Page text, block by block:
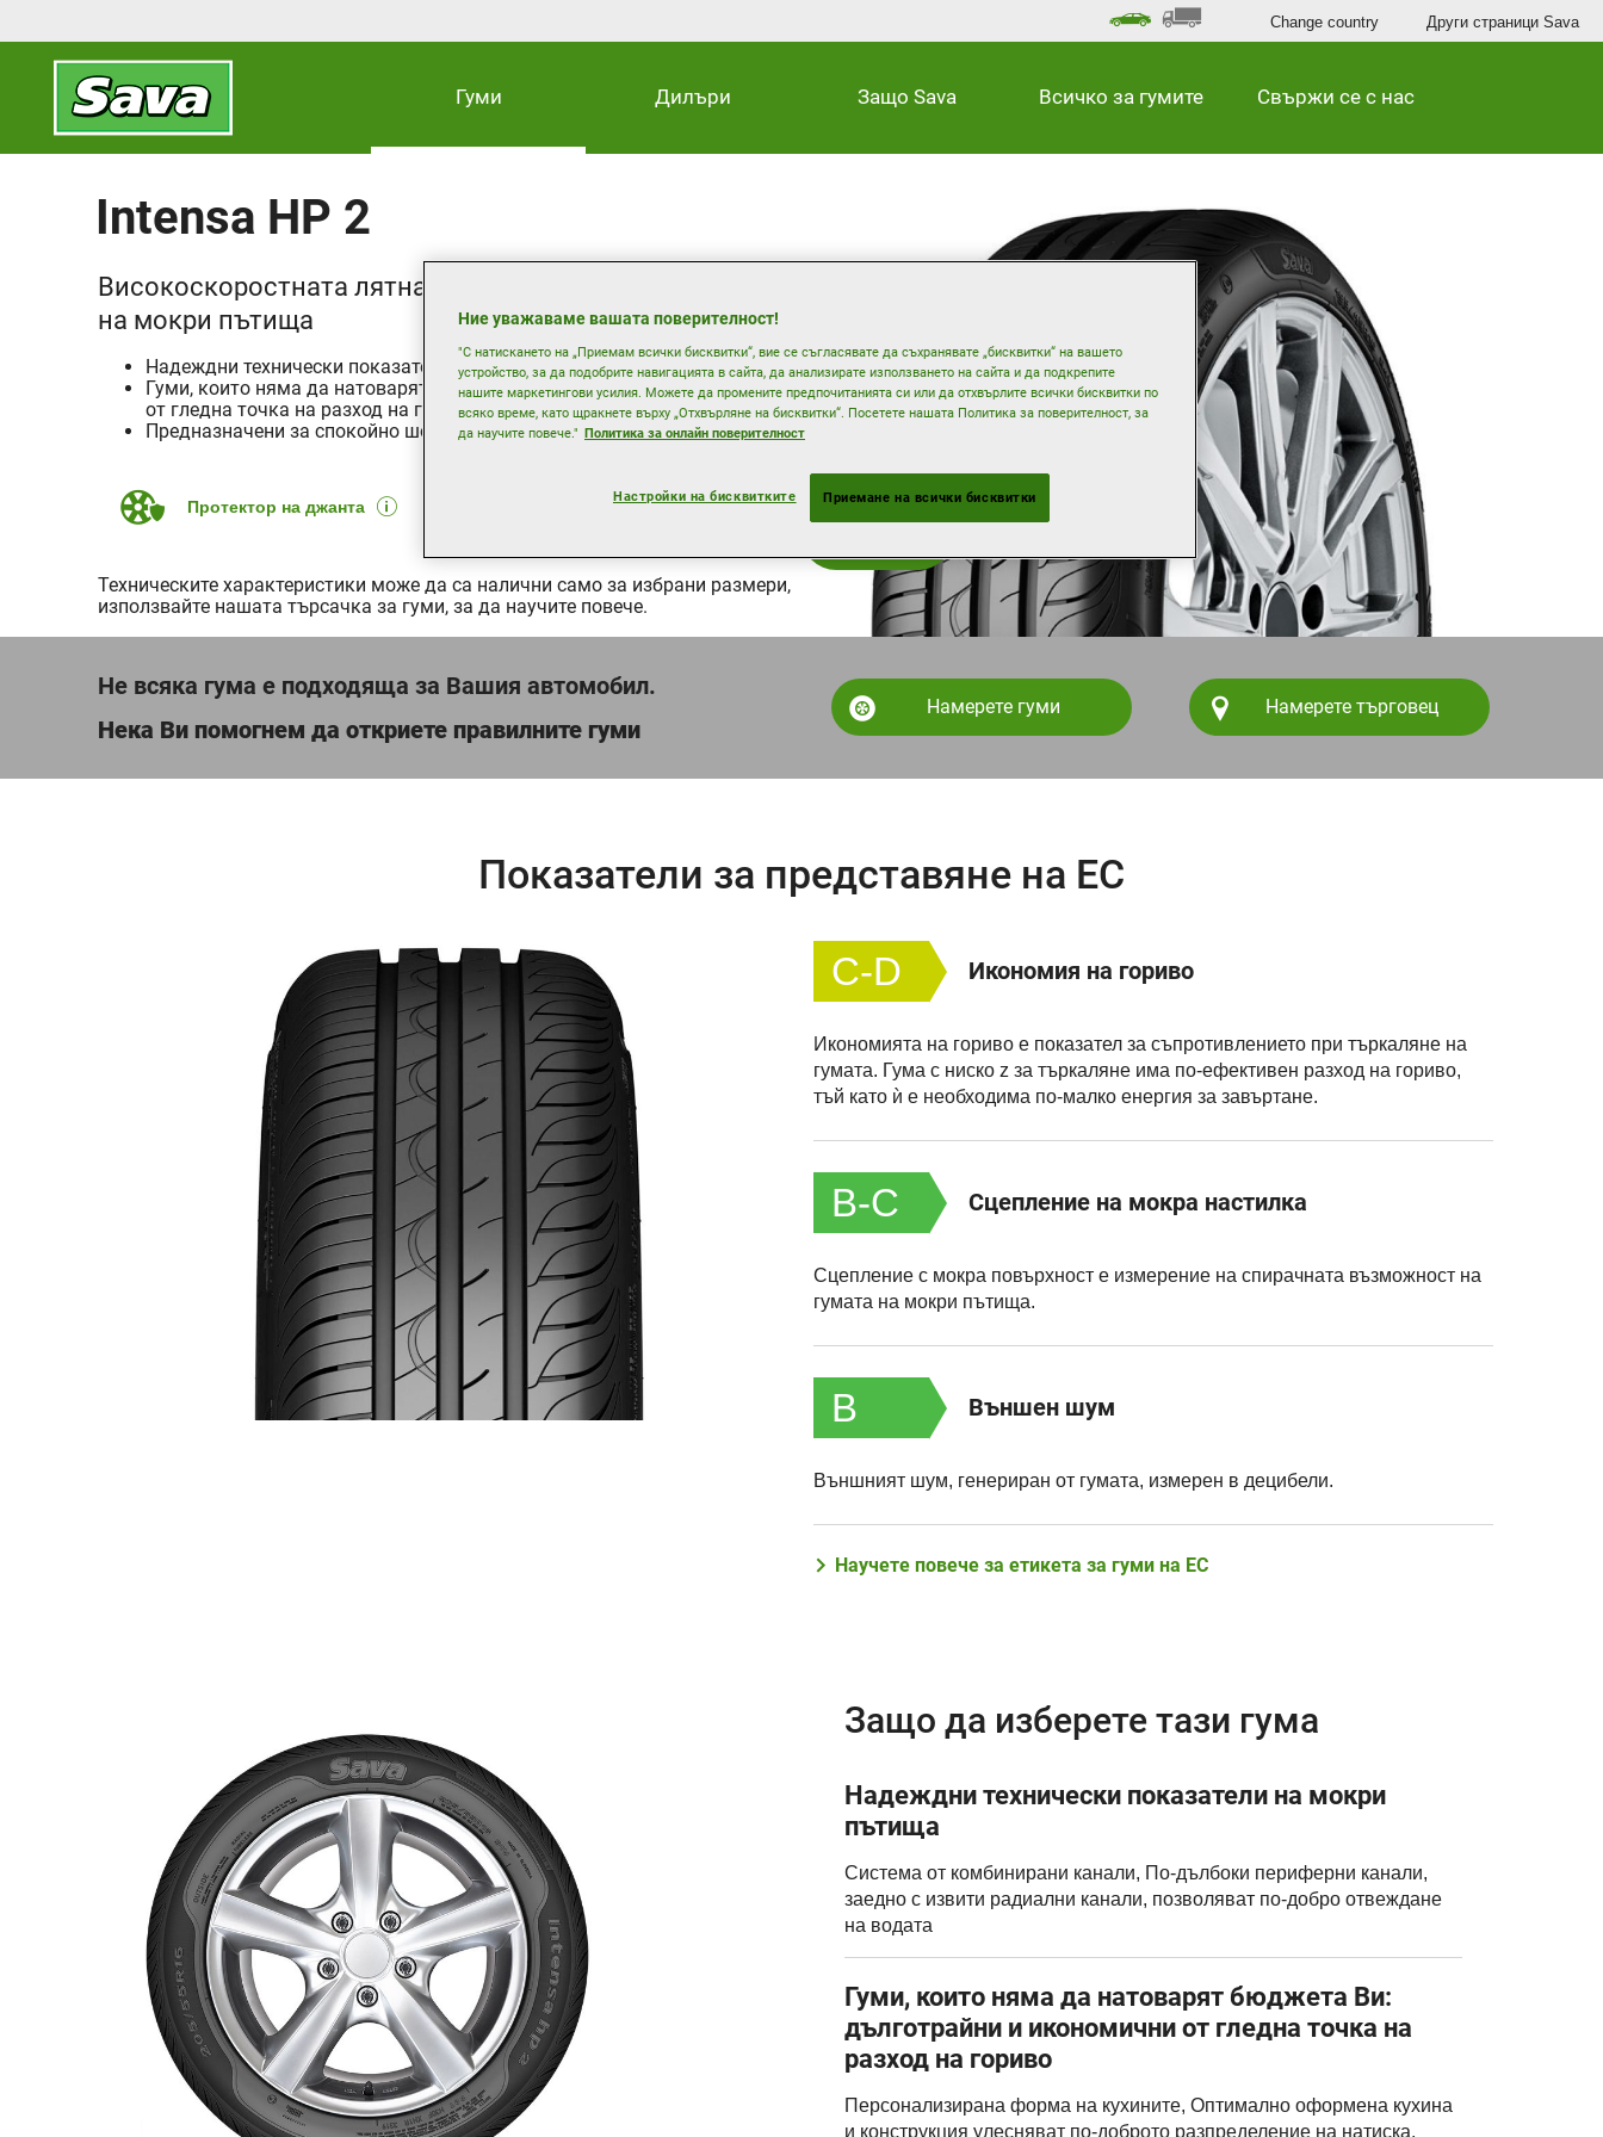
Гуми Дилъри Защо Sava Всичко за гумите Свържи се с нас
Change country Други страници Sava
Intensa HP 2
Високоскоростната лятна гума с блестящи показатели
на мокри пътища
Надеждни технически показатели на мокри пътища
Гуми, които няма да натоварят бюджета Ви: дълготрайни и икономични
от гледна точка на разход на гориво
Предназначени за спокойно шофиране
Протектор на джанта
Техническите характеристики може да са налични само за избрани размери,
използвайте нашата търсачка за гуми, за да научите повече.
Не всяка гума е подходяща за Вашия автомобил.
Нека Ви помогнем да откриете правилните гуми
Намерете гуми Намерете търговец
Показатели за представяне на ЕС
C-D Икономия на гориво
Икономията на гориво е показател за съпротивлението при търкаляне на
гумата. Гума с ниско z за търкаляне има по-ефективен разход на гориво,
тъй като ѝ е необходима по-малко енергия за завъртане.
B-C Сцепление на мокра настилка
Сцепление с мокра повърхност е измерение на спирачната възможност на
гумата на мокри пътища.
B Външен шум
Външният шум, генериран от гумата, измерен в децибели.
Научете повече за етикета за гуми на ЕС
Защо да изберете тази гума
Надеждни технически показатели на мокри
пътища
Система от комбинирани канали, По-дълбоки периферни канали,
заедно с извити радиални канали, позволяват по-добро отвеждане
на водата
Гуми, които няма да натоварят бюджета Ви:
дълготрайни и икономични от гледна точка на
разход на гориво
Персонализирана форма на кухините, Оптимално оформена кухина
и конструкция улесняват по-доброто разпределение на натиска,
Ние уважаваме вашата поверителност!
"С натискането на „Приемам всички бисквитки“, вие се съгласявате да съхранявате „бисквитки“ на вашето
устройство, за да подобрите навигацията в сайта, да анализирате използването на сайта и да подкрепите
нашите маркетингови усилия. Можете да промените предпочитанията си или да отхвърлите всички бисквитки по
всяко време, като щракнете върху „Отхвърляне на бисквитки“. Посетете нашата Политика за поверителност, за
да научите повече." Политика за онлайн поверителност
Настройки на бисквитките Приемане на всички бисквитки